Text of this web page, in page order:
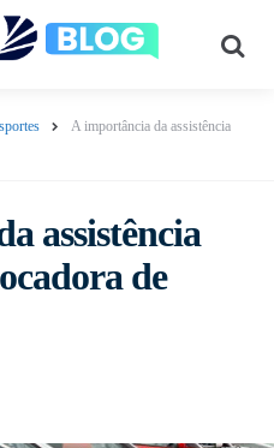
A importância da assistência
assistência
de